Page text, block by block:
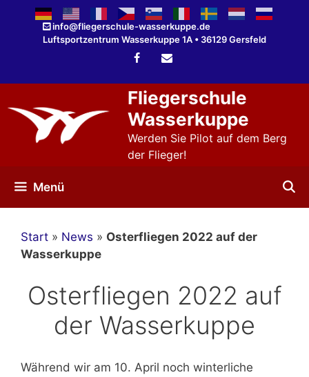
springen
info@fliegerschule-wasserkuppe.de
Luftsportzentrum Wasserkuppe 1A • 36129 Gersfeld
Fliegerschule
Wasserkuppe
Werden Sie Pilot auf dem Berg
der Flieger!
Menü
Start » News » Osterfliegen 2022 auf der
Wasserkuppe
Osterfliegen 2022 auf
der Wasserkuppe
Während wir am 10. April noch winterliche